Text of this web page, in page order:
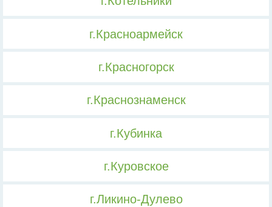
г.Красноармейск
г.Красногорск
г.Краснознаменск
г.Кубинка
г.Куровское
г.Ликино-Дулево